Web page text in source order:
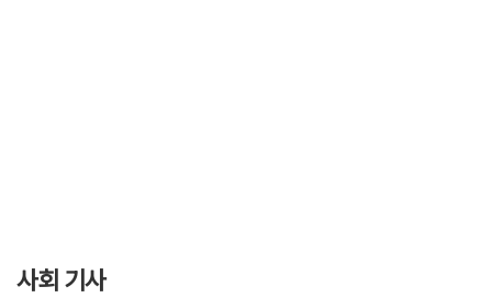
사회 기사